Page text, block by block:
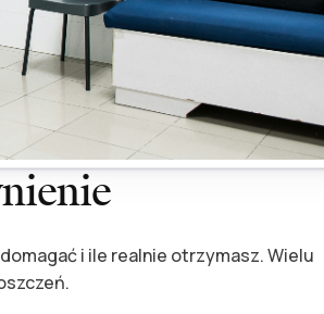
i ile realnie otrzymasz. Wielu